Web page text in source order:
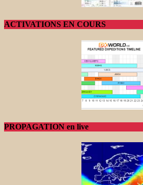
ACTIVATIONS EN COURS
PROPAGATION en live